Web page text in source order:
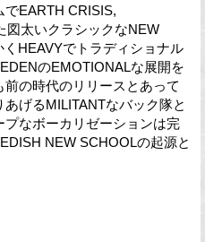
でEARTH CRISIS,
図太いクラシックなNEW
HEAVYでトラディショナル
のEMOTIONALな展開を
の時代のリリースとあって
げるMILITANTなバック隊と
なボーカリゼーションは完
NEW SCHOOLの起源と